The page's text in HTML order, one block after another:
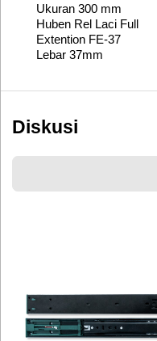
Ukuran 300 mm
Huben Rel Laci Full
Extention FE-37
Lebar 37mm
Diskusi